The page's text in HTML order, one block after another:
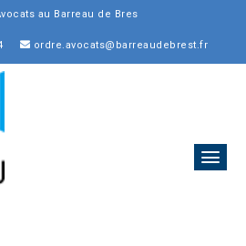
au Barreau de Brest
ordre.avocats@barreaudebrest.fr